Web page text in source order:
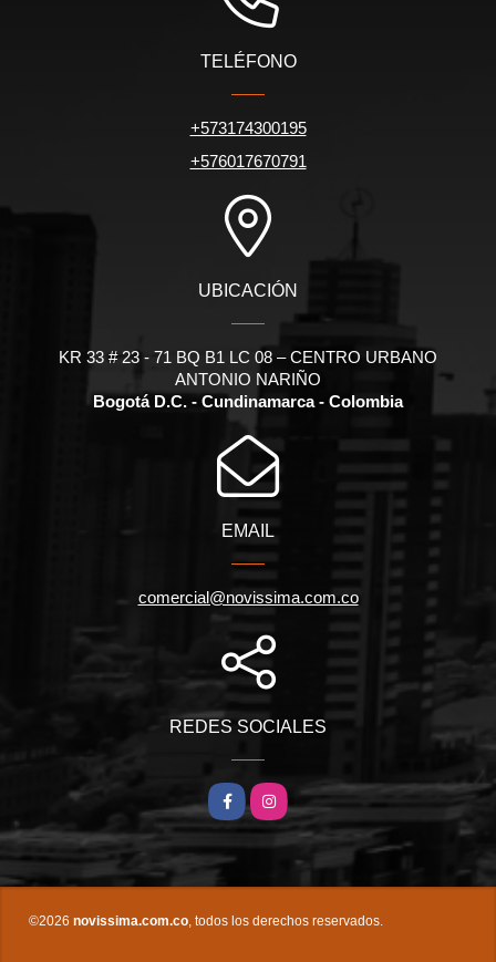
TELÉFONO
+573174300195
+576017670791
UBICACIÓN
KR 33 # 23 - 71 BQ B1 LC 08 – CENTRO URBANO
ANTONIO NARIÑO
Bogotá D.C. - Cundinamarca - Colombia
EMAIL
comercial@novissima.com.co
REDES SOCIALES
FacebookInstagram
©2026 novissima.com.co, todos los derechos reservados.